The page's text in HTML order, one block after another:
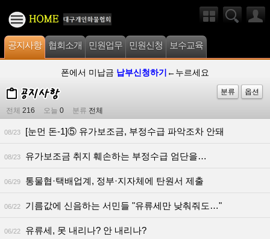
공지사항 협회소개 민원업무 민원신청 보수교육
폰에서 미납금 납부신청하기 ←누르세요
분류 옵션
전체 216 오늘 0 분류 전체
08/23 [눈먼 돈-1]⑤ 유가보조금, 부정수급 파악조차 안돼
08/23 유가보조금 취지 훼손하는 부정수급 엄단을…
06/29 통물협·택배업계, 정부·지자체에 탄원서 제출
06/22 기름값에 신음하는 서민들 "유류세만 낮춰줘도…"
06/22 유류세, 못 내리나? 안 내리나?